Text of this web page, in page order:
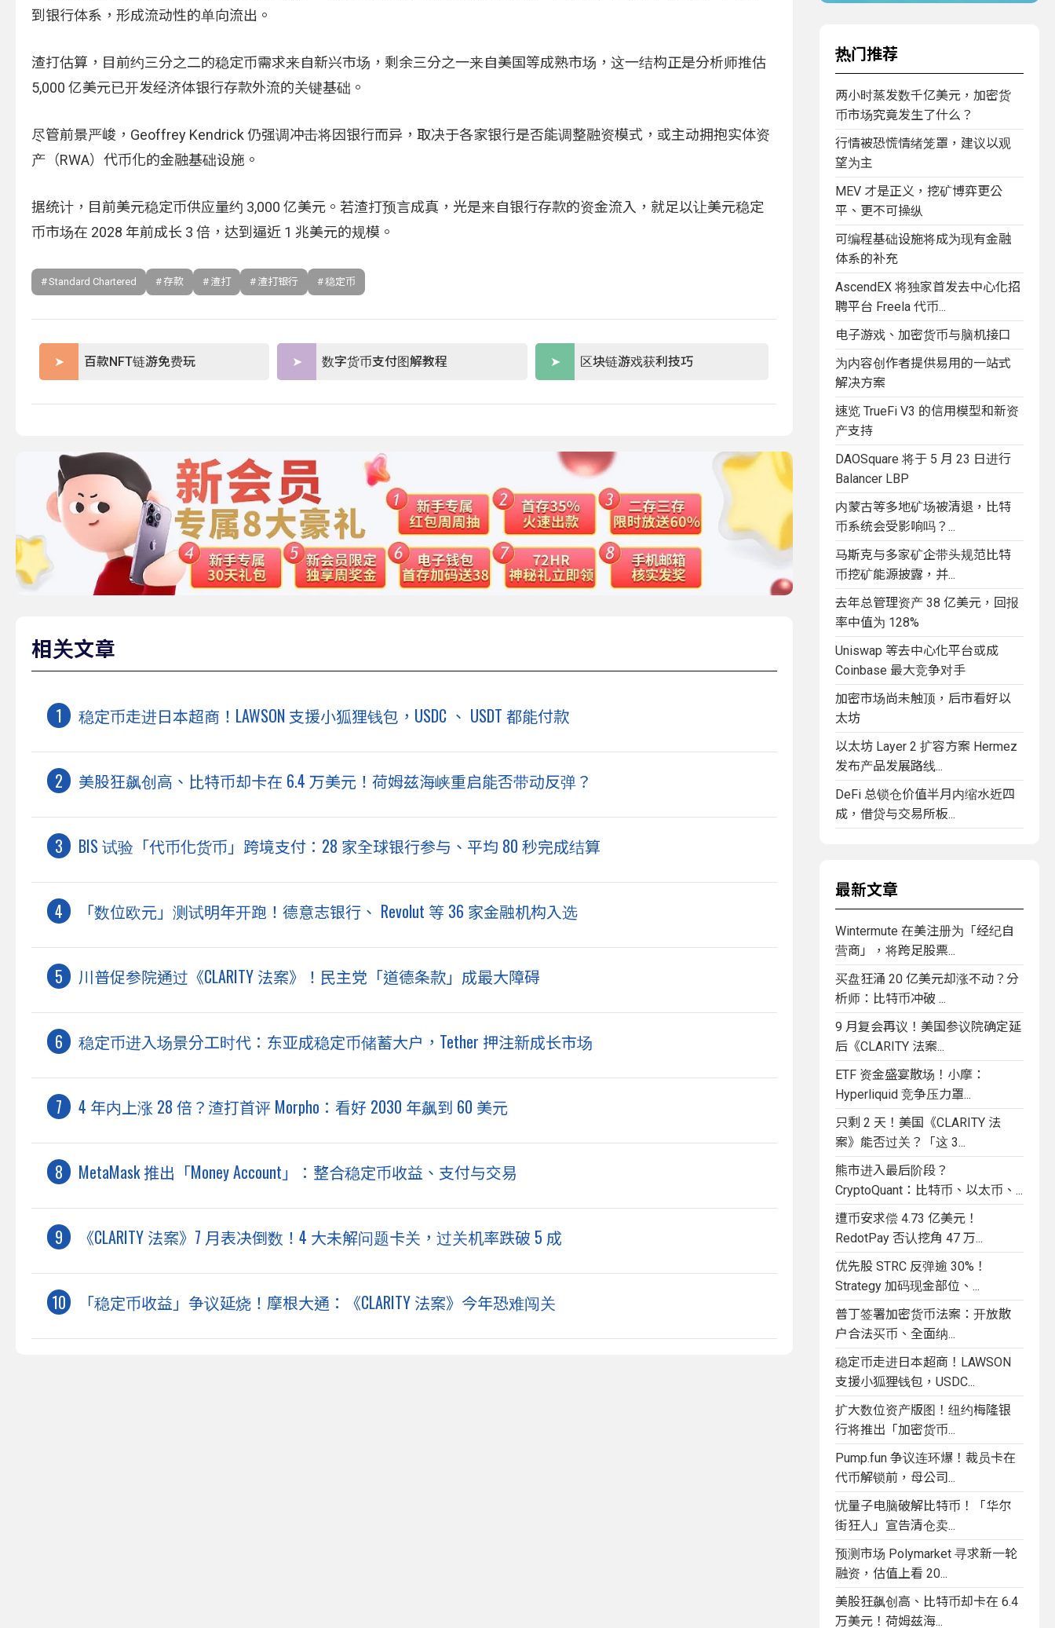
到银行体系，形成流动性的单向流出。
渣打估算，目前约三分之二的稳定币需求来自新兴市场，剩余三分之一来自美国等成熟市场，这一结构正是分析师推估
5,000 亿美元已开发经济体银行存款外流的关键基础。
尽管前景严峻，Geoffrey Kendrick 仍强调冲击将因银行而异，取决于各家银行是否能调整融资模式，或主动拥抱实体资
产（RWA）代币化的金融基础设施。
据统计，目前美元稳定币供应量约 3,000 亿美元。若渣打预言成真，光是来自银行存款的资金流入，就足以让美元稳定
币市场在 2028 年前成长 3 倍，达到逼近 1 兆美元的规模。
Standard Chartered 存款 渣打 渣打银行 稳定币
百款NFT链游免费玩 数字货币支付图解教程 区块链游戏获利技巧
相关文章
稳定币走进日本超商！LAWSON 支援小狐狸钱包，USDC 、 USDT 都能付款
美股狂飙创高、比特币却卡在 6.4 万美元！荷姆兹海峡重启能否带动反弹？
BIS 试验「代币化货币」跨境支付：28 家全球银行参与、平均 80 秒完成结算
「数位欧元」测试明年开跑！德意志银行、 Revolut 等 36 家金融机构入选
川普促参院通过《CLARITY 法案》！民主党「道德条款」成最大障碍
稳定币进入场景分工时代：东亚成稳定币储蓄大户，Tether 押注新成长市场
4 年内上涨 28 倍？渣打首评 Morpho：看好 2030 年飙到 60 美元
MetaMask 推出「Money Account」：整合稳定币收益、支付与交易
《CLARITY 法案》7 月表决倒数！4 大未解问题卡关，过关机率跌破 5 成
「稳定币收益」争议延烧！摩根大通：《CLARITY 法案》今年恐难闯关
热门推荐
两小时蒸发数千亿美元，加密货
币市场究竟发生了什么？
行情被恐慌情绪笼罩，建议以观
望为主
MEV 才是正义，挖矿博弈更公
平、更不可操纵
可编程基础设施将成为现有金融
体系的补充
AscendEX 将独家首发去中心化招
聘平台 Freela 代币...
电子游戏、加密货币与脑机接口
为内容创作者提供易用的一站式
解决方案
速览 TrueFi V3 的信用模型和新资
产支持
DAOSquare 将于 5 月 23 日进行
Balancer LBP
内蒙古等多地矿场被清退，比特
币系统会受影响吗？...
马斯克与多家矿企带头规范比特
币挖矿能源披露，并...
去年总管理资产 38 亿美元，回报
率中值为 128%
Uniswap 等去中心化平台或成
Coinbase 最大竞争对手
加密市场尚未触顶，后市看好以
太坊
以太坊 Layer 2 扩容方案 Hermez
发布产品发展路线...
DeFi 总锁仓价值半月内缩水近四
成，借贷与交易所板...
最新文章
Wintermute 在美注册为「经纪自
营商」，将跨足股票...
买盘狂涌 20 亿美元却涨不动？分
析师：比特币冲破 ...
9 月复会再议！美国参议院确定延
后《CLARITY 法案...
ETF 资金盛宴散场！小摩：
Hyperliquid 竞争压力罩...
只剩 2 天！美国《CLARITY 法
案》能否过关？「这 3...
熊市进入最后阶段？
CryptoQuant：比特币、以太币、...
遭币安求偿 4.73 亿美元！
RedotPay 否认挖角 47 万...
优先股 STRC 反弹逾 30%！
Strategy 加码现金部位、...
普丁签署加密货币法案：开放散
户合法买币、全面纳...
稳定币走进日本超商！LAWSON
支援小狐狸钱包，USDC...
扩大数位资产版图！纽约梅隆银
行将推出「加密货币...
Pump.fun 争议连环爆！裁员卡在
代币解锁前，母公司...
忧量子电脑破解比特币！「华尔
街狂人」宣告清仓卖...
预测市场 Polymarket 寻求新一轮
融资，估值上看 20...
美股狂飙创高、比特币却卡在 6.4
万美元！荷姆兹海...